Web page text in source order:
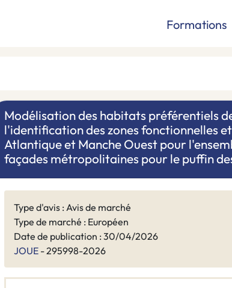
Formations
Modélisation des habitats préférentiels
l'identification des zones fonctionnelles
Atlantique et Manche Ouest pour
façades métropolitaines pour le puffin
Type d'avis : Avis de marché
Type de marché : Européen
Date de publication : 30/04/2026
JOUE - 295998-2026